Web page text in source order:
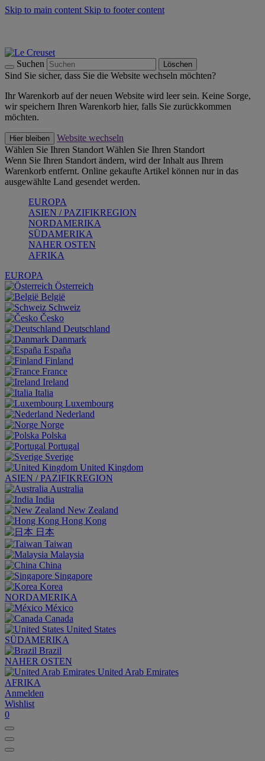
Skip to main content Skip to footer content
Suchen Löschen
Sind Sie sicher, dass Sie die Website wechseln möchten?
Ihr Warenkorb auf der neuen Website wird leer sein. Keine Sorge,
wir speichern Ihren Warenkorb hier, falls Sie zurückkommen
möchten.
Hier bleiben
Website wechseln
Wählen Sie Ihren Standort Wählen Sie Ihren Standort
Wenn Sie Ihren Standort ändern, wird der Inhalt aus Ihrem
Warenkorb entfernt. Online gekaufte Artikel können nur in das
ausgewählte Land gesendet werden.
EUROPA
ASIEN / PAZIFIKREGION
NORDAMERIKA
SÜDAMERIKA
NAHER OSTEN
AFRIKA
EUROPA
Österreich
België
Schweiz
Česko
Deutschland
Danmark
España
Finland
France
Ireland
Italia
Luxembourg
Nederland
Norge
Polska
Portugal
Sverige
United Kingdom
ASIEN / PAZIFIKREGION
Australia
India
New Zealand
Hong Kong
日本
Taiwan
Malaysia
China
Singapore
Korea
NORDAMERIKA
México
Canada
United States
SÜDAMERIKA
Brazil
NAHER OSTEN
United Arab Emirates
AFRIKA
Anmelden
Wishlist
0